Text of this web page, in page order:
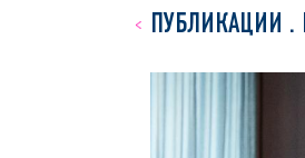
ПУБЛИКАЦИИ .